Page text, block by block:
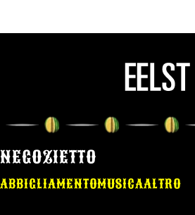
NEGOZIETTO
ABBIGLIAMENTOMUSICAALTRO